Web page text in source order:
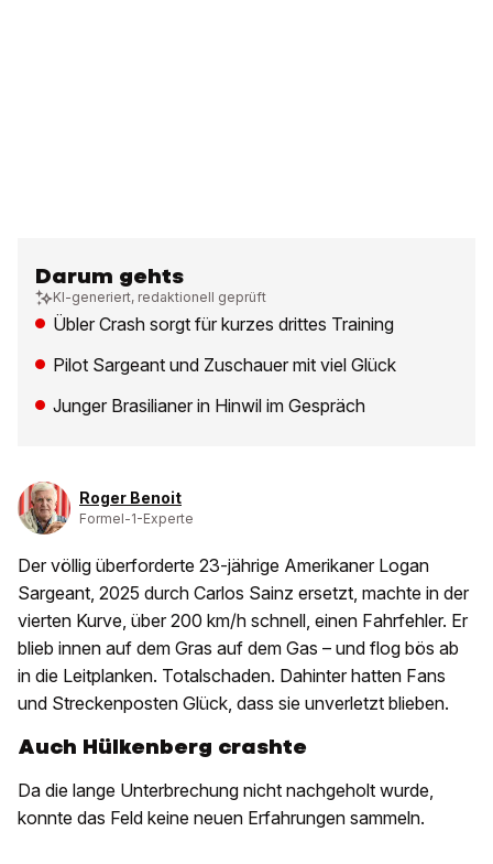
Darum gehts
KI-generiert, redaktionell geprüft
Übler Crash sorgt für kurzes drittes Training
Pilot Sargeant und Zuschauer mit viel Glück
Junger Brasilianer in Hinwil im Gespräch
Roger Benoit
Formel-1-Experte
Der völlig überforderte 23-jährige Amerikaner Logan
Sargeant, 2025 durch Carlos Sainz ersetzt, machte in der
vierten Kurve, über 200 km/h schnell, einen Fahrfehler. Er
blieb innen auf dem Gras auf dem Gas – und flog bös ab
in die Leitplanken. Totalschaden. Dahinter hatten Fans
und Streckenposten Glück, dass sie unverletzt blieben.
Auch Hülkenberg crashte
Da die lange Unterbrechung nicht nachgeholt wurde,
konnte das Feld keine neuen Erfahrungen sammeln.